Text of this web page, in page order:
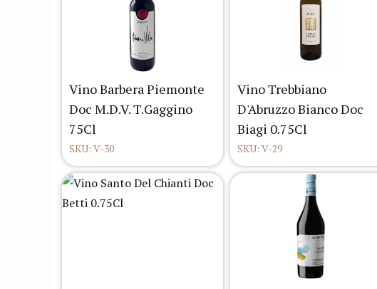
Vino Barbera Piemonte
Doc M.D.V. T.Gaggino
75Cl
SKU: V-30
Vino Trebbiano
D'Abruzzo Bianco Doc
Biagi 0.75Cl
SKU: V-29